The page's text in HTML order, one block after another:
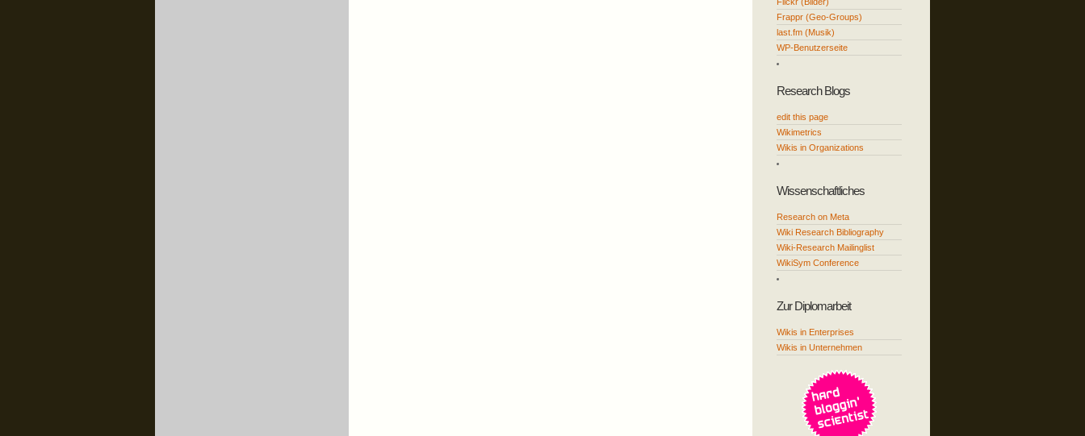
Frappr (Geo-Groups)
last.fm (Musik)
WP-Benutzerseite
Research Blogs
edit this page
Wikimetrics
Wikis in Organizations
Wissenschaftliches
Research on Meta
Wiki Research Bibliography
Wiki-Research Mailinglist
WikiSym Conference
Zur Diplomarbeit
Wikis in Enterprises
Wikis in Unternehmen